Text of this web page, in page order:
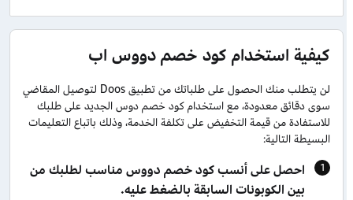
كيفية استخدام كود خصم دووس اب
لن يتطلب منك الحصول على طلباتك من تطبيق Doos لتوصيل المقاضي
سوى دقائق معدودة، مع استخدام كود خصم دوس الجديد على طلبك
للاستفادة من قيمة التخفيض على تكلفة الخدمة، وذلك باتباع التعليمات
البسيطة التالية:
احصل على أنسب كود خصم دووس مناسب لطلبك من
بين الكوبونات السابقة بالضغط عليه.